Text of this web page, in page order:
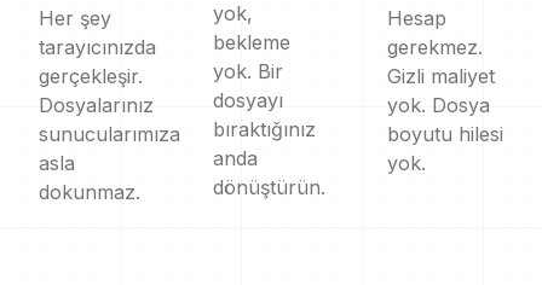
Her şey
tarayıcınızda
gerçekleşir.
Dosyalarınız
sunucularımıza
asla
dokunmaz.
yok,
bekleme
yok. Bir
dosyayı
bıraktığınız
anda
dönüştürün.
Hesap
gerekmez.
Gizli maliyet
yok. Dosya
boyutu hilesi
yok.